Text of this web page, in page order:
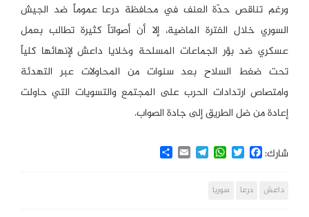
ورغم تناقص حدّة العنف في محافظة درعا عموماً ضد الجيش
السوري خلال الفترة الماضية، إلا أن أصواتاً كثيرة تطالب بعمل
عسكري ضد بؤر الجماعات المسلحة وخلايا داعش لإنهائها كلياً
تحت ضغط السلاح بعد سنوات من المحاولات عبر التهدئة
وامتصاص ارتدادات الحرب على المجتمع والتسويات التي حاولت
إعادة من ضل الطريق إلى جادة الصواب.
شارك: Facebook
Twitter
WhatsApp
Telegram
Email
Share
داعش درعا سوريا